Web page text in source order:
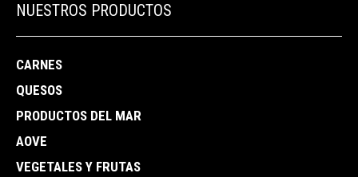
NUESTROS PRODUCTOS
CARNES
QUESOS
PRODUCTOS DEL MAR
AOVE
VEGETALES Y FRUTAS